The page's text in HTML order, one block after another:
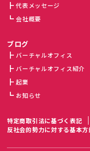
代表メッセージ
会社概要
ブログ
バーチャルオフィス
バーチャルオフィス紹介
起業
お知らせ
特定商取引法に基づく表記
反社会的勢力に対する基本方